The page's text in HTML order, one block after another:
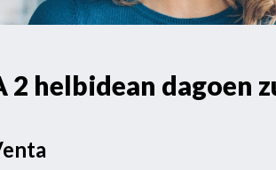
2 helbidean dagoen